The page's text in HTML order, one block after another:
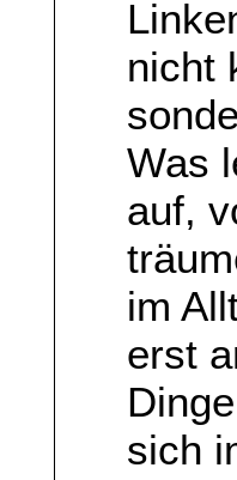
nicht
Was
auf,
im
erst
sich